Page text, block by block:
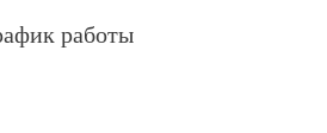
работы